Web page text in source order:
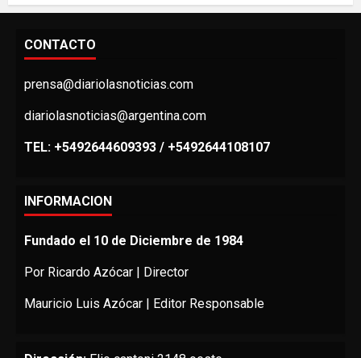
CONTACTO
prensa@diariolasnoticias.com
diariolasnoticias@argentina.com
TEL: +5492644609393 / +5492644108107
INFORMACION
Fundado el 10 de Diciembre de 1984
Por Ricardo Azócar | Director
Mauricio Luis Azócar | Editor Responsable